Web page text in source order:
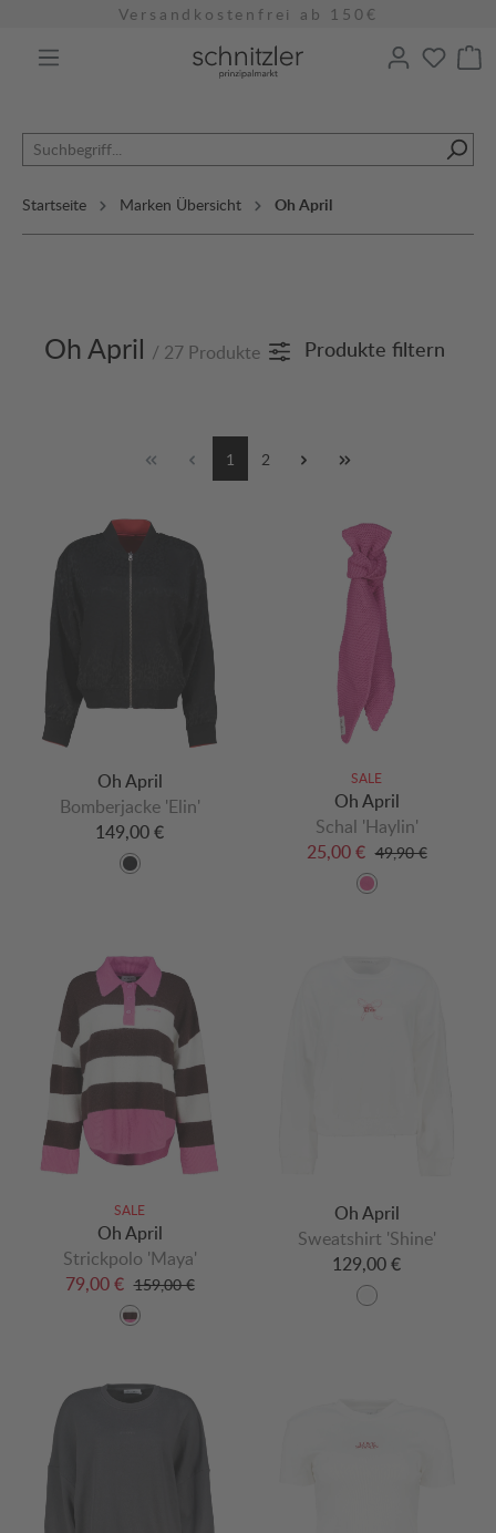
Versandkostenfrei ab 150€
Startseite Marken Übersicht Oh April
Oh April / 27 Produkte Produkte filtern
1 2
Oh April
Bomberjacke 'Elin'
149,00 €
SALE
Oh April
Schal 'Haylin'
25,00 € 49,90 €
SALE
Oh April
Strickpolo 'Maya'
79,00 € 159,00 €
Oh April
Sweatshirt 'Shine'
129,00 €